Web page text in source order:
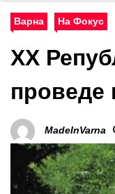
Варна На Фокус
XX
проведе
MadeInVarna